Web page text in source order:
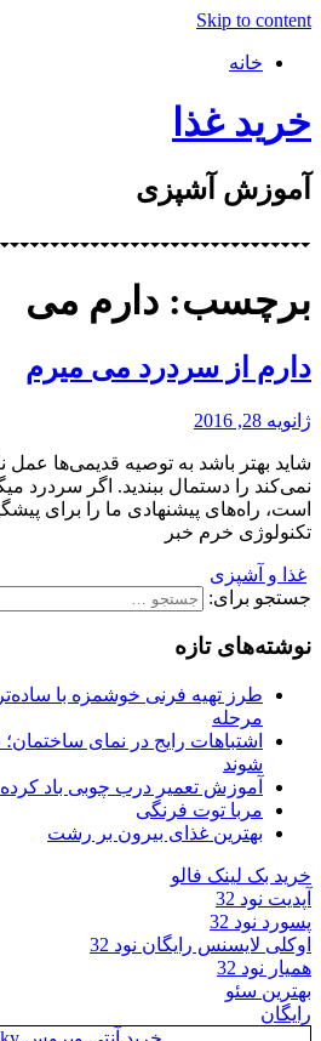
Skip to content
خانه
خرید غذا
آموزش آشپزی
برچسب: دارم می
دارم از سردرد می میرم
ژانویه 28, 2016
شاید بهتر باشد به توصیه قدیمی‌ها عمل
نمی‌کند را دستمال ببندید. اگر سردرد
است، راه‌های پیشنهادی ما را برای
تکنولوژی خرم خبر
غذا و آشپزی
جستجو برای:
نوشته‌های تازه
طرز تهیه فرنی خوشمزه با
مرحله
اشتباهات رایج در نمای
شوند
آموزش تعمیر درب چوبی باد
مربا توت فرنگی
بهترین غذای بیرون بر رشت
خرید بک لینک فالو
آپدیت نود 32
پسورد نود 32
اوکلی لایسنس رایگان نود 32
همیار نود 32
بهترین سئو
رایگان